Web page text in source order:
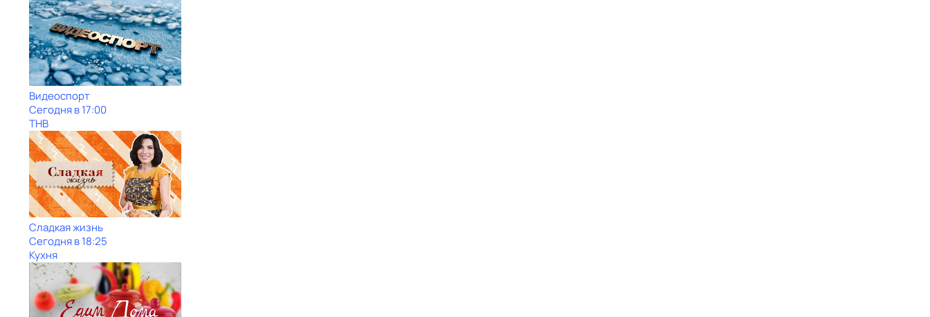
Видеоспорт
Сегодня в 17:00
ТНВ
Сладкая жизнь
Сегодня в 18:25
Кухня